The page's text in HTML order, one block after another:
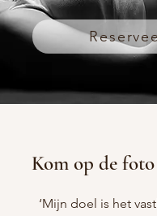
Kom op de
‘Mijn doel is het